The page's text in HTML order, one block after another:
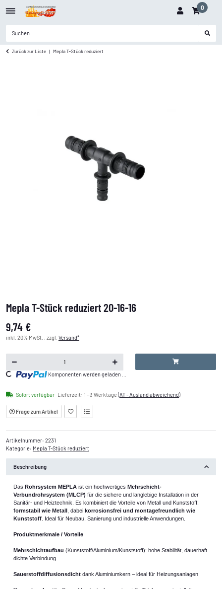
0
Zurück zur Liste Mepla T-Stück reduziert
Mepla T-Stück reduziert 20-16-16
9,74 €
inkl. 20% MwSt. , zzgl. Versand*
Loading... Komponenten werden geladen ...
Sofort verfügbar Lieferzeit: 1 - 3 Werktage(AT - Ausland abweichend)
Frage zum Artikel
Artikelnummer: 2231
Kategorie: Mepla T-Stück reduziert
Beschreibung
Das Rohrsystem MEPLA ist ein hochwertiges Mehrschicht-
Verbundrohrsystem (MLCP) für die sichere und langlebige Installation in der
Sanitär‑ und Heiztechnik. Es kombiniert die Vorteile von Metall und Kunststoff:
formstabil wie Metall
, dabei korrosionsfrei und montagefreundlich wie
Kunststoff . Ideal für Neubau, Sanierung und industrielle Anwendungen.
Produktmerkmale / Vorteile
Mehrschichtaufbau (Kunststoff/Aluminium/Kunststoff): hohe Stabilität, dauerhaft
dichte Verbindung
Sauerstoffdiffusionsdicht dank Aluminiumkern – ideal für Heizungsanlagen